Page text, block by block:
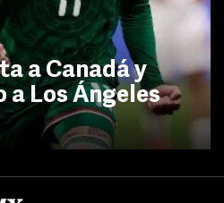
a Canadá y
a Los Ángeles